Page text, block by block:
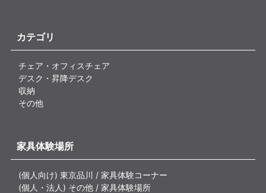
カテゴリ
チェア・オフィスチェア
デスク・昇降デスク
収納
その他
家具体験場所
(個人向け) 東京品川 / 家具体験コーナー
(個人・法人) その他 / 家具体験場所